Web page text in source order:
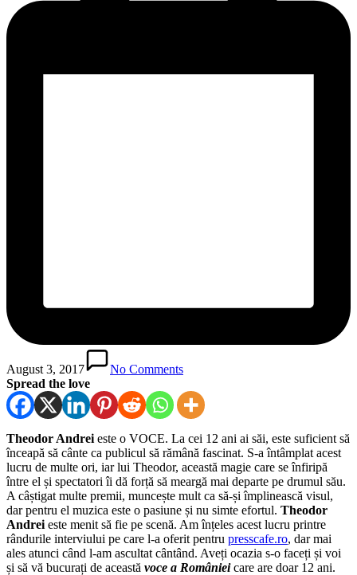
August 3, 2017
No Comments
Spread the love
Theodor Andrei este o VOCE. La cei 12 ani ai săi, este suficient să
înceapă să cânte ca publicul să rămână fascinat. S-a întâmplat acest
lucru de multe ori, iar lui Theodor, această magie care se înfiripă
între el și spectatori îi dă forță să meargă mai departe pe drumul său.
A câștigat multe premii, muncește mult ca să-și împlinească visul,
dar pentru el muzica este o pasiune și nu simte efortul. Theodor
Andrei este menit să fie pe scenă. Am înțeles acest lucru printre
rândurile interviului pe care l-a oferit pentru presscafe.ro, dar mai
ales atunci când l-am ascultat cântând. Aveți ocazia s-o faceți și voi
și să vă bucurați de această voce a Românieicare are doar 12 ani.